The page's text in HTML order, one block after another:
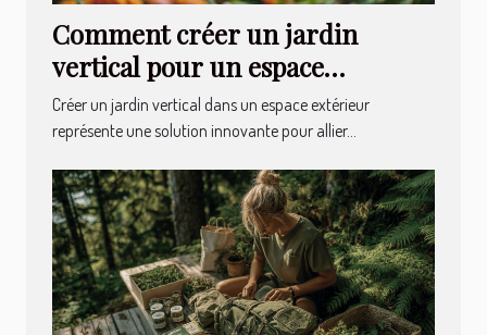
Comment créer un jardin
vertical pour un espace
extérieur durable
Créer un jardin vertical dans un espace extérieur
représente une solution innovante pour allier...